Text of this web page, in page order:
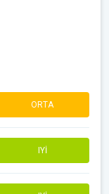
ORTA
IYI